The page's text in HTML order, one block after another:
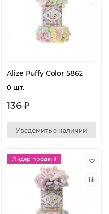
Alize Puffy Color 5862
0 шт.
136 ₽
Уведомить о наличии
Лидер продаж!